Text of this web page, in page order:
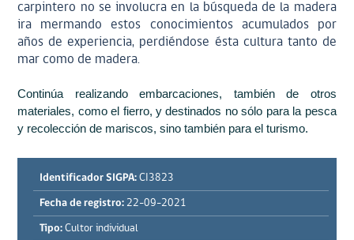
carpintero no se involucra en la búsqueda de la madera
ira mermando estos conocimientos acumulados por
años de experiencia, perdiéndose ésta cultura tanto de
mar como de madera.
Continúa realizando embarcaciones, también de otros
materiales, como el fierro, y destinados no sólo para la pesca
y recolección de mariscos, sino también para el turismo.
Identificador SIGPA: CI3823
Fecha de registro: 22-09-2021
Tipo: Cultor individual